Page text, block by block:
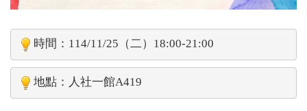
時間： 114/11/25 （二） 18:00-21:00
地點：人社一館A419